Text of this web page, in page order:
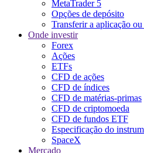
MetaTrader 5
Opções de depósito
Transferir a aplicação
Onde investir
Forex
Ações
ETFs
CFD de ações
CFD de índices
CFD de matérias-primas
CFD de criptomoeda
CFD de fundos ETF
Especificação do
SpaceX
Mercado